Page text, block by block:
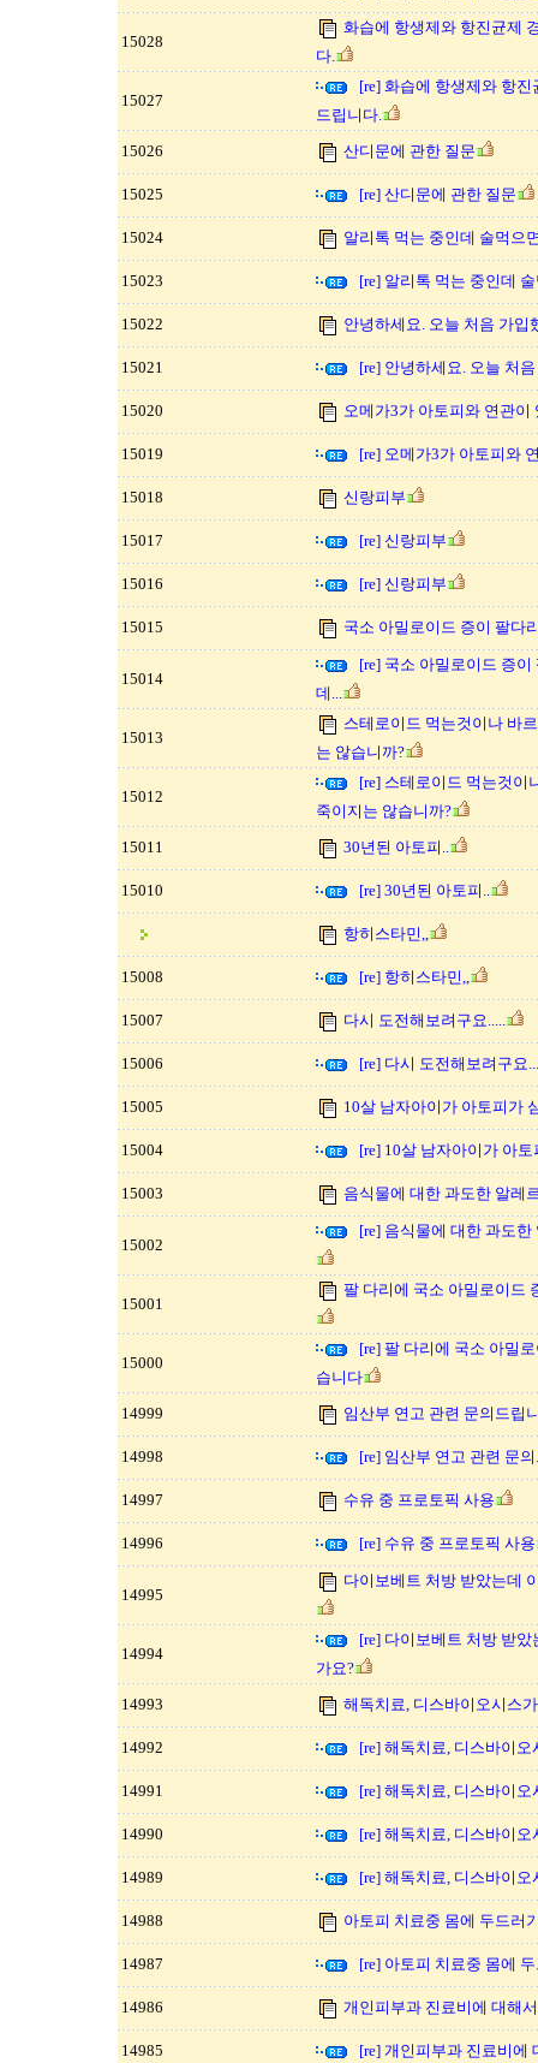
15028
화습에 항생제와 항진균제
다.
15027
[re] 화습에 항생제와 항
드립니다.
15026
산디문에 관한 질문
15025 [re] 산디문에 관한 질문
15024 알리톡 먹는 중인데 술먹으
15023 [re] 알리톡 먹는 중인데
15022 안녕하세요. 오늘 처음 가입
15021 [re] 안녕하세요. 오늘 처
15020 오메가3가 아토피와 연관이
15019 [re] 오메가3가 아토피와
15018 신랑피부
15017 [re] 신랑피부
15016 [re] 신랑피부
15015 국소 아밀로이드 증이 팔다
15014
[re] 국소 아밀로이드 증
데...
15013
스테로이드 먹는것이나 바
는 않습니까?
15012
[re] 스테로이드 먹는것이
죽이지는 않습니까?
15011
30년된 아토피..
15010 [re] 30년된 아토피..
항히스타민,,
15008 [re] 항히스타민,,
15007 다시 도전해보려구요.....
15006 [re] 다시 도전해보려구요
15005 10살 남자아이가 아토피가
15004 [re] 10살 남자아이가 아
15003 음식물에 대한 과도한 알레
15002
[re] 음식물에 대한 과도
15001
팔 다리에 국소 아밀로이드
15000
[re] 팔 다리에 국소 아밀
습니다
14999
임산부 연고 관련 문의드립
14998 [re] 임산부 연고 관련 문
14997 수유 중 프로토픽 사용
14996 [re] 수유 중 프로토픽 사용
14995
다이보베트 처방 받았는데
14994
[re] 다이보베트 처방 받
가요?
14993
해독치료, 디스바이오시스
14992 [re] 해독치료, 디스바이오
14991 [re] 해독치료, 디스바이오
14990 [re] 해독치료, 디스바이오
14989 [re] 해독치료, 디스바이오
14988 아토피 치료중 몸에 두드러
14987 [re] 아토피 치료중 몸에
14986 개인피부과 진료비에 대해
14985 [re] 개인피부과 진료비에